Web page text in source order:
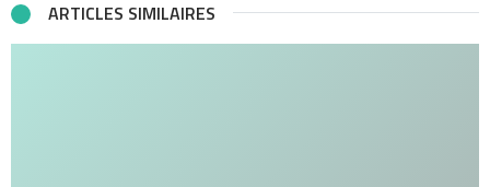
ARTICLES SIMILAIRES